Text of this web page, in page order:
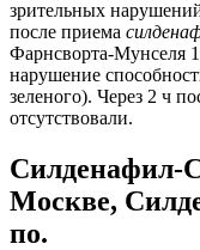
зрительных
после приема
Фарнсворта-Мунселя
нарушение
зеленого). Через 2 ч
отсутствовали.
Силденафил-
Москве,
по.